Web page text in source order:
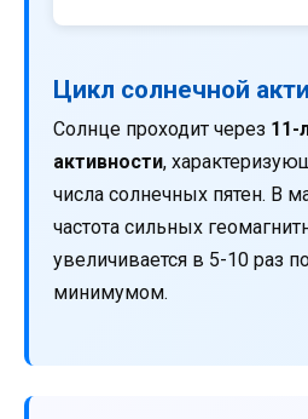
Цикл солнечной
Солнце проходит через 11-
активности,
числа солнечных пятен. В
частота сильных
увеличивается в 5-10 раз
минимумом.